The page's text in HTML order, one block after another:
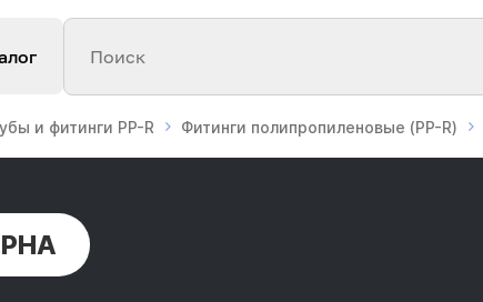
Поиск
и фитинги PP-R Фитинги полипропиленовые (PP-R)